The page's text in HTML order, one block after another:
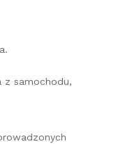
z samochodu,